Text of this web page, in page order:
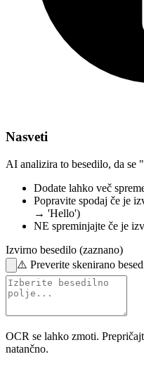
Nasveti
AI analizira to besedilo, da se
Dodate lahko več
Popravite spodaj če je
→ 'Hello')
NE spreminjajte če je
Izvirno besedilo (zaznano)
⚠️ Preverite skenirano
OCR se lahko zmoti.
natančno.